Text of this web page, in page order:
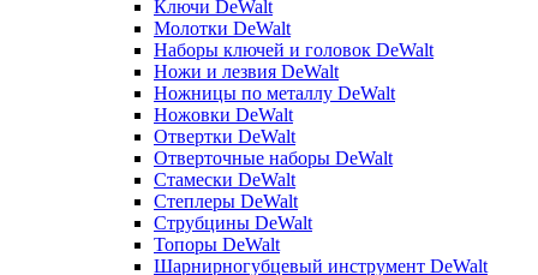
Ключи DeWalt
Молотки DeWalt
Наборы ключей и головок DeWalt
Ножи и лезвия DeWalt
Ножницы по металлу DeWalt
Ножовки DeWalt
Отвертки DeWalt
Отверточные наборы DeWalt
Стамески DeWalt
Степлеры DeWalt
Струбцины DeWalt
Топоры DeWalt
Шарнирногубцевый инструмент DeWalt